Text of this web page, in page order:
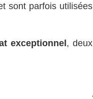
sont parfois utilisées
exceptionnel, deux